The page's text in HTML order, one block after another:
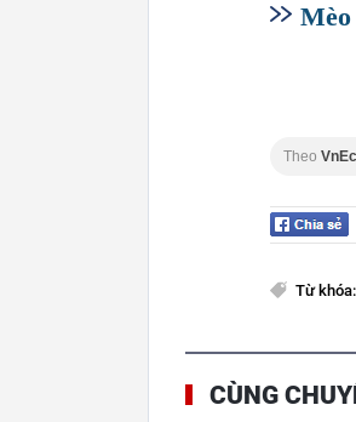
Theo
Từ khóa:
CÙNG